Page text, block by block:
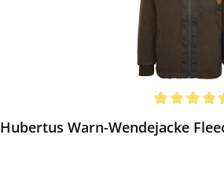
Hubertus Warn-Wendejacke